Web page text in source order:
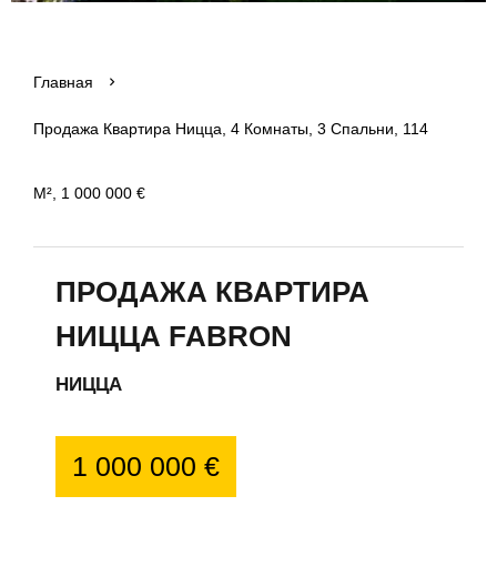
Главная
Продажа Квартира Ницца, 4 Комнаты, 3 Спальни, 114
М², 1 000 000 €
ПРОДАЖА КВАРТИРА
НИЦЦА FABRON
НИЦЦА
1 000 000 €